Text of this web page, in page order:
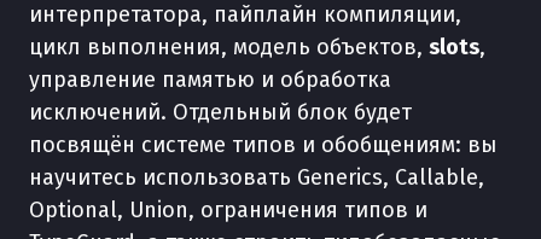
интерпретатора, пайплайн компиляции,
цикл выполнения, модель объектов, slots,
управление памятью и обработка
исключений. Отдельный блок будет
посвящён системе типов и обобщениям: вы
научитесь использовать Generics, Callable,
Optional, Union, ограничения типов и